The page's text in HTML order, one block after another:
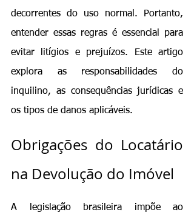
decorrentes do uso normal. Portanto,
entender essas regras é essencial para
evitar litígios e prejuízos. Este artigo
explora as responsabilidades do
inquilino, as consequências jurídicas e
os tipos de danos aplicáveis.
Obrigações do Locatário
na Devolução do Imóvel
A legislação brasileira impõe ao